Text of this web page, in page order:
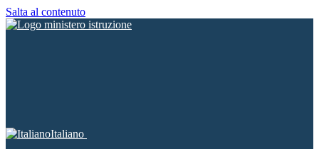
Salta al contenuto
Italiano